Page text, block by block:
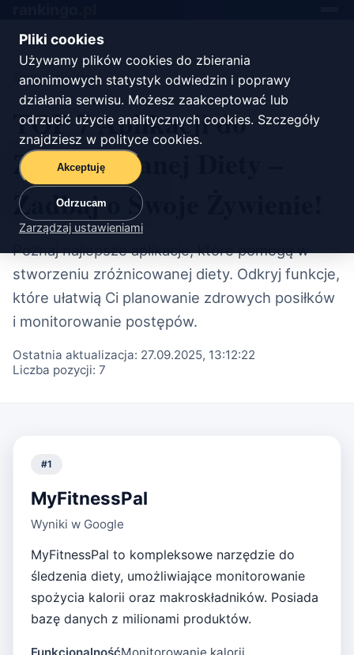
Pliki cookies
Używamy plików cookies do zbierania
anonimowych statystyk odwiedzin i poprawy
działania serwisu. Możesz zaakceptować lub
odrzucić użycie analitycznych cookies. Szczegóły
znajdziesz w polityce cookies.
Akceptuję
Odrzucam
Zarządzaj ustawieniami
Start/żywienie
TOP 7 Aplikacji do
Zróżnicowanej Diety –
Zadbaj o Swoje Żywienie!
Poznaj najlepsze aplikacje, które pomogą w
stworzeniu zróżnicowanej diety. Odkryj funkcje,
które ułatwią Ci planowanie zdrowych posiłków
i monitorowanie postępów.
Ostatnia aktualizacja: 27.09.2025, 13:12:22
Liczba pozycji: 7
#1
MyFitnessPal
Wyniki w Google
MyFitnessPal to kompleksowe narzędzie do
śledzenia diety, umożliwiające monitorowanie
spożycia kalorii oraz makroskładników. Posiada
bazę danych z milionami produktów.